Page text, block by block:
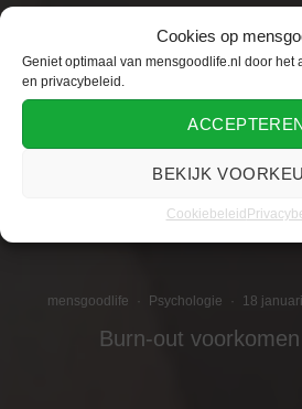
Cookies op
Geniet optimaal van mensgoodlife.nl door het
en privacybeleid.
BEKIJK
Cookiebeleid
mensgoodlife · Psychologie · 18
Burn-out